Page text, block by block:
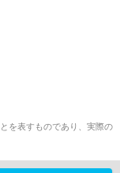
を表すものであり、実際の